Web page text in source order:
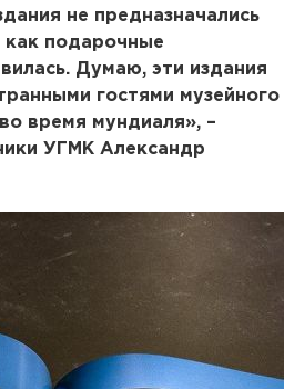
не предназначались
как подарочные
Думаю, эти издания
гостями музейного
время мундиаля», –
УГМК Александр